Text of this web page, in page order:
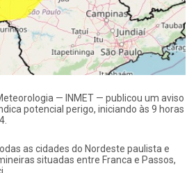
— INMET — publicou um aviso
potencial perigo, iniciando às 9 horas
as cidades do Nordeste paulista e
situadas entre Franca e Passos,